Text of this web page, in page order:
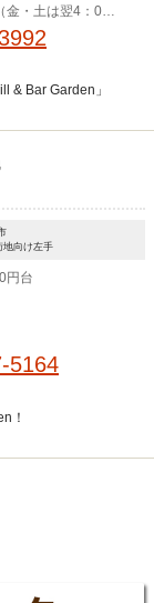
・土は翌4：00
ー17:00-19:00
& Bar Garden」
地向け左手
円台
5164
！